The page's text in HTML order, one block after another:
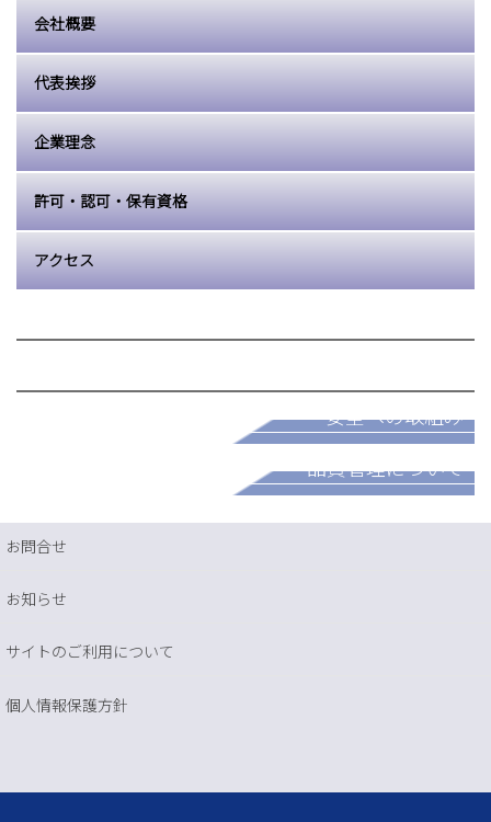
会社概要
代表挨拶
企業理念
許可・認可・保有資格
アクセス
パートナー募集
安全への取組み
品質管理について
お問合せ
お知らせ
サイトのご利用について
個人情報保護方針